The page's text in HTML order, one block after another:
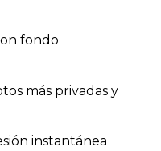
fondo
más privadas y
instantánea